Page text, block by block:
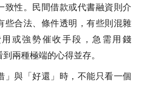
致性。民間借款或代書融資則介
些合法、條件透明，有些則混雜
或強勢催收手段，急需用錢
兩種極端的心得並存。
」與「好還」時，不能只看一個